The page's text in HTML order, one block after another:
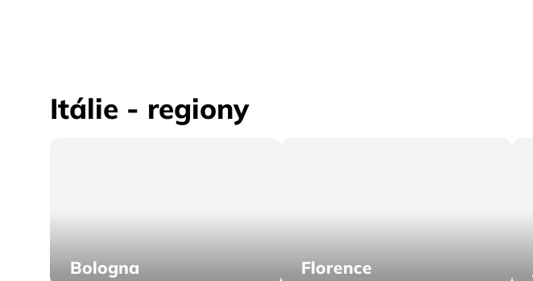
Itálie - regiony
Bologna Florence